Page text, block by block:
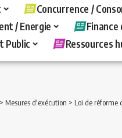
Concurrence /
/ Energie
Public Ressources
> Mesures d'exécution > Loi de réforme de la